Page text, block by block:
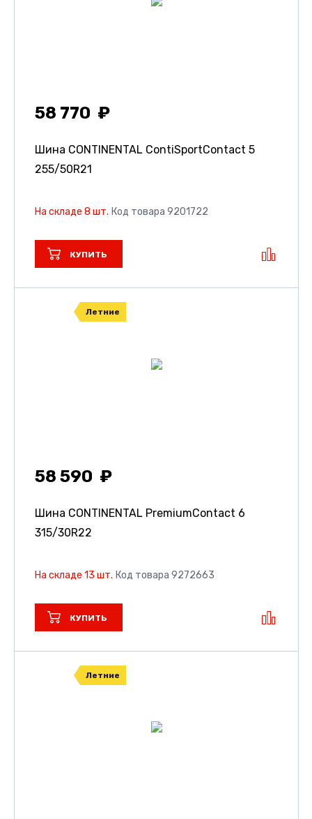
58 770
Шина CONTINENTAL ContiSportContact 5
255/50R21
На складе 8 шт. Код товара 9201722
КУПИТЬ
Летние
58 590
Шина CONTINENTAL PremiumContact 6
315/30R22
На складе 13 шт. Код товара 9272663
КУПИТЬ
Летние